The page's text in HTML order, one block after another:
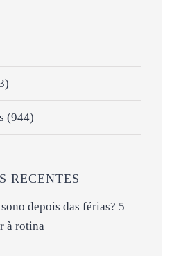
(944)
RECENTES
depois das férias? 5
à rotina